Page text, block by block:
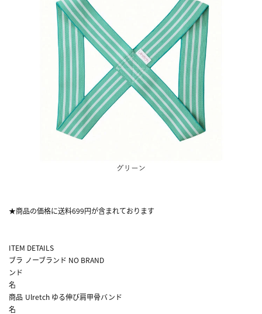
★商品の価格に送料699円が含まれております
ITEM DETAILS
ブラ
ンド
名
ノーブランド NO BRAND
商品
名
Ulretch ゆる伸び肩甲骨バンド